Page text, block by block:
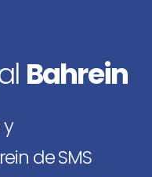
Bahrein
de SMS